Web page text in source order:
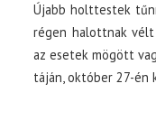
Újabb holttestek
régen halottnak
az esetek mögött
táján, október 27-én